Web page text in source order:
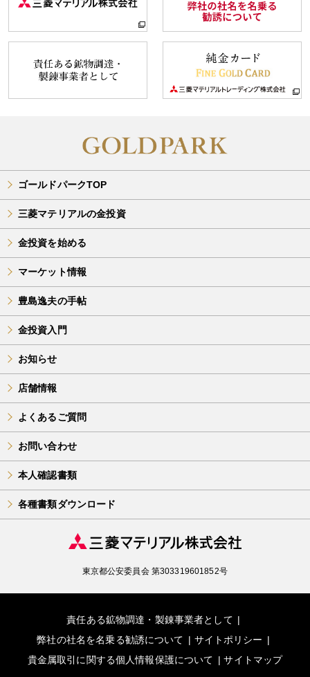
ゴールドパークTOP
三菱マテリアルの金投資
金投資を始める
マーケット情報
豊島逸夫の手帖
金投資入門
お知らせ
店舗情報
よくあるご質問
お問い合わせ
本人確認書類
各種書類ダウンロード
東京都公安委員会 第303319601852号
責任ある鉱物調達・製錬事業者として
弊社の社名を名乗る勧誘について
サイトポリシー
貴金属取引に関する個人情報保護について
サイトマップ